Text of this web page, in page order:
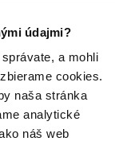
údajmi?
a mohli
cookies.
naša stránka
analytické
náš web